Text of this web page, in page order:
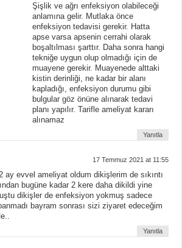
Şişlik ve ağrı enfeksiyon olabileceği
anlamına gelir. Mutlaka önce
enfeksiyon tedavisi gerekir. Hatta
apse varsa apsenin cerrahi olarak
boşaltılması şarttır. Daha sonra hangi
tekniğe uygun olup olmadığı için de
muayene gerekir. Muayenede alttaki
kistin derinliği, ne kadar bir alanı
kapladığı, enfeksiyon durumu gibi
bulgular göz önüne alınarak tedavi
planı yapılır. Tarifle ameliyat kararı
alınamaz
Yanıtla
17 Temmuz 2021 at 11:55
ay evvel ameliyat oldum dikişlerim de sıkıntı
bugüne kadar 2 kere daha dikildi yine
dikişler de enfeksiyon yokmuş sadece
bayram sonrası sizi ziyaret edeceğim
Yanıtla